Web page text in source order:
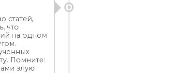
статей,
что
на одном
Помните:
злую